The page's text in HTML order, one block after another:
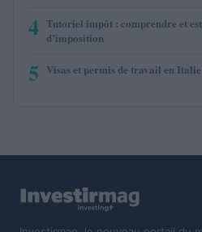
4 Tutoriel impôt : comprendre et
d’imposition
5 Visas et permis de travail en